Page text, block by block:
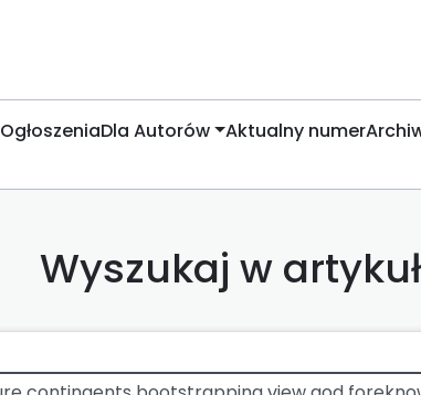
OgłoszeniaDla Autorów Aktualny numer
Wyszukaj w